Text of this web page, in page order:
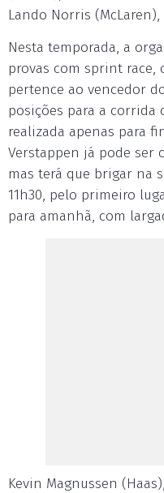
Lando Norris
Nesta temporada, a
provas com sprint
pertence ao vencedor
posições para a corrida
realizada apenas para
Verstappen já pode ser
mas terá que brigar na
11h30, pelo primeiro
para amanhã, com
Kevin Magnussen